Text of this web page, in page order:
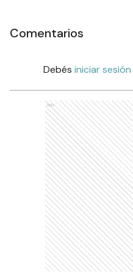
Comentarios
Debés iniciar sesión
Ads